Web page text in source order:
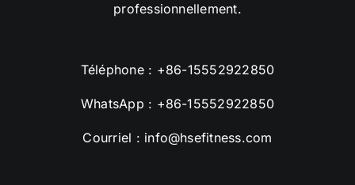
professionnellement.
Téléphone : +86-15552922850
WhatsApp : +86-15552922850
Courriel : info@hsefitness.com